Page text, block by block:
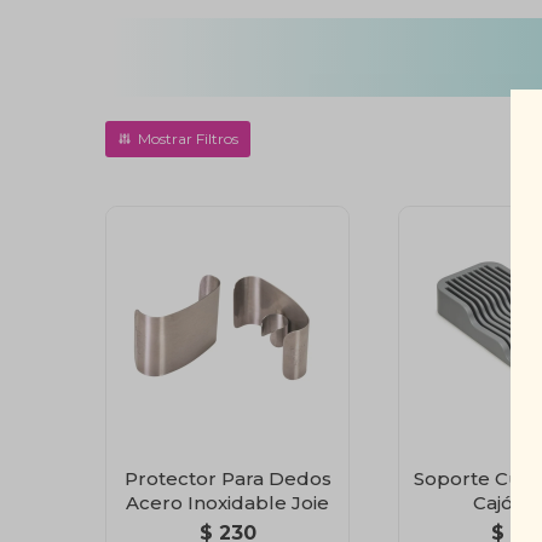
Protector Para Dedos
Acero Inoxidable Joie
$ 230
Soporte
Cajón
$